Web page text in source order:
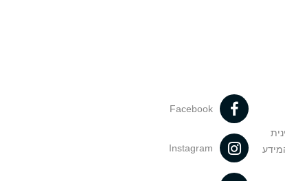
Facebook
Instagram